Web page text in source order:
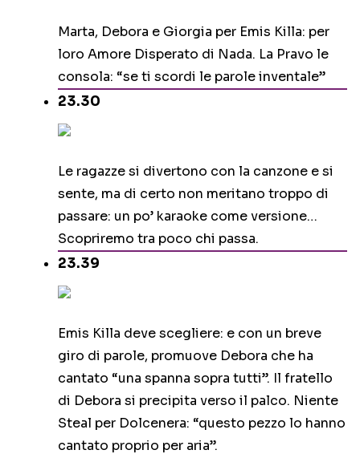
Marta, Debora e Giorgia per Emis Killa: per
loro Amore Disperato di Nada. La Pravo le
consola: “se ti scordi le parole inventale”
23.30
Le ragazze si divertono con la canzone e si
sente, ma di certo non meritano troppo di
passare: un po’ karaoke come versione…
Scopriremo tra poco chi passa.
23.39
Emis Killa deve scegliere: e con un breve
giro di parole, promuove Debora che ha
cantato “una spanna sopra tutti”. Il fratello
di Debora si precipita verso il palco. Niente
Steal per Dolcenera: “questo pezzo lo hanno
cantato proprio per aria”.